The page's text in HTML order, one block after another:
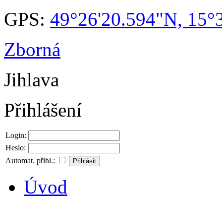
GPS: 49°26'20.594"N,
Zborná
Jihlava
Přihlášení
Login:
Heslo:
Automat. přihl.:
Úvod